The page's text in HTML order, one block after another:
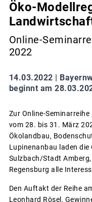
Öko-
Online-
2022
14.03.2022 |
beginnt am
Zur Online-
vom 28. bis 31. März
Ökolandbau,
Lupinenanbau laden
Sulzbach/Stadt
Regensburg alle
Den Auftakt der Reihe
Leonhard Rösel,